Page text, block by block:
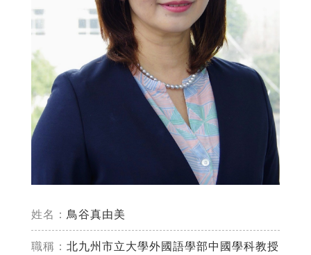
姓名： 鳥谷真由美
職稱： 北九州市立大學外國語學部中國學科教授